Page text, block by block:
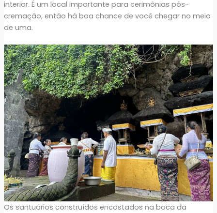
interior. É um local importante para cerimônias pós-
cremação, então há boa chance de você chegar no meio
de uma.
Os santuários construídos encostados na boca da